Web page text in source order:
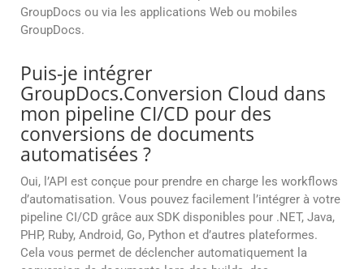
GroupDocs ou via les applications Web ou mobiles
GroupDocs.
Puis-je intégrer
GroupDocs.Conversion Cloud dans
mon pipeline CI/CD pour des
conversions de documents
automatisées ?
Oui, l’API est conçue pour prendre en charge les workflows
d’automatisation. Vous pouvez facilement l’intégrer à votre
pipeline CI/CD grâce aux SDK disponibles pour .NET, Java,
PHP, Ruby, Android, Go, Python et d’autres plateformes.
Cela vous permet de déclencher automatiquement la